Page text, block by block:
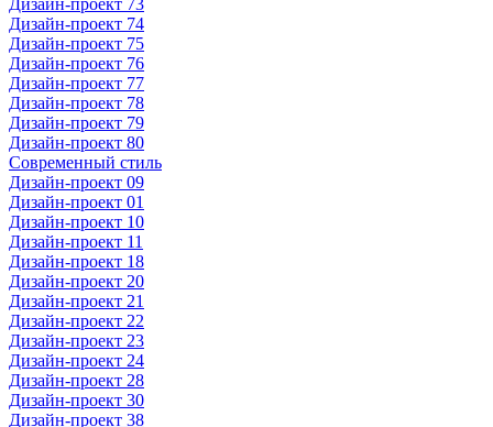
Дизайн-проект 73
Дизайн-проект 74
Дизайн-проект 75
Дизайн-проект 76
Дизайн-проект 77
Дизайн-проект 78
Дизайн-проект 79
Дизайн-проект 80
Современный стиль
Дизайн-проект 09
Дизайн-проект 01
Дизайн-проект 10
Дизайн-проект 11
Дизайн-проект 18
Дизайн-проект 20
Дизайн-проект 21
Дизайн-проект 22
Дизайн-проект 23
Дизайн-проект 24
Дизайн-проект 28
Дизайн-проект 30
Дизайн-проект 38